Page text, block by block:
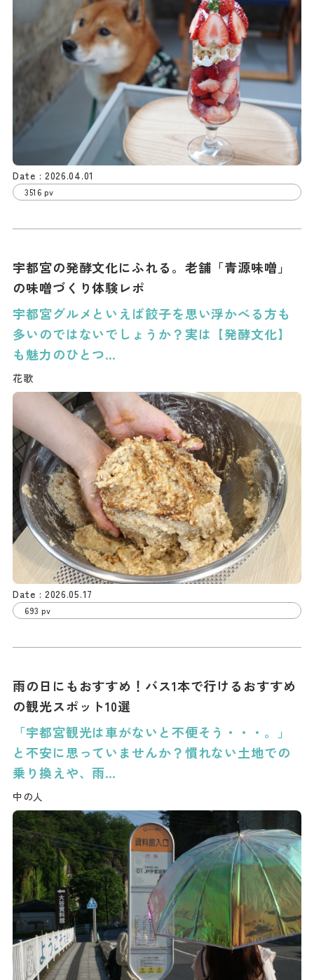
2026.04.01
3516 pv
宇都宮の発酵文化にふれる。老舗「青源味噌」
の味噌づくり体験レポ
宇都宮グルメといえば餃子を思い浮かべる方も
多いのではないでしょうか？実は【発酵文化】
も魅力のひとつ…
花歌
2026.05.17
693 pv
雨の日にもおすすめ！バス1本で行けるおすすめ
の観光スポット10選
「宇都宮観光は車がないと不便そう・・・。」
と不安に思っていませんか？慣れない土地での
乗り換えや、雨…
中の人